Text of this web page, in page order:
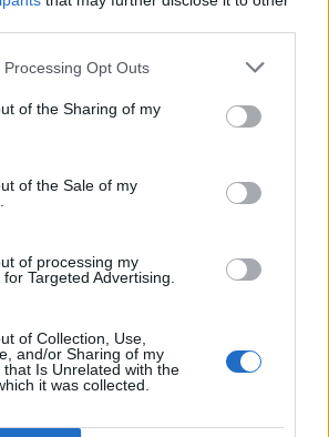
Opt Outs
of the Sharing of my
of the Sale of my
of processing my
Targeted Advertising.
of Collection, Use,
and/or Sharing of my
that Is Unrelated with the
it was collected.
labprāt apmeklē ne tikai topošās
ir BEZ MAKSAS